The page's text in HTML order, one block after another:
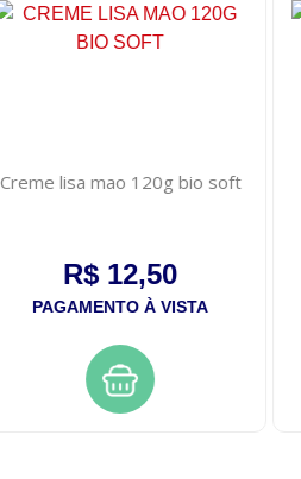
Creme lisa mao 120g bio soft
R$ 12,50
PAGAMENTO À VISTA